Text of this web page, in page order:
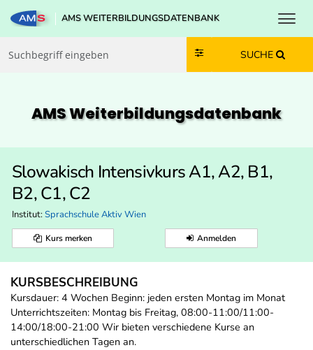
Zum Inhalt springen
Zum Navmenü springen
Zur Suche springen
Zur Footer springen
AMS WEITERBILDUNGSDATENBANK
SUCHE
AMS Weiterbildungs­datenbank
Slowakisch Intensivkurs A1, A2, B1,
B2, C1, C2
Institut: Sprachschule Aktiv Wien
Kurs merken Anmelden
KURSBESCHREIBUNG
Kursdauer: 4 Wochen Beginn: jeden ersten Montag im Monat
Unterrichtszeiten: Montag bis Freitag, 08:00-11:00/11:00-
14:00/18:00-21:00 Wir bieten verschiedene Kurse an
unterschiedlichen Tagen an.